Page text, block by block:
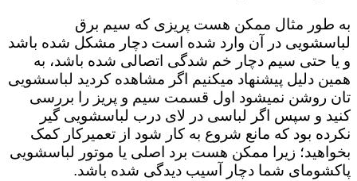
به طور مثال ممکن هست پریزی که سیم برق
لباسشویی در آن وارد شده است دچار مشکل شده باشد
و یا حتی سیم دچار خم شدگی اتصالی شده باشد، به
همین دلیل پیشنهاد میکنیم اگر مشاهده کردید لباسشویی
تان روشن نمیشود اول قسمت سیم و پریز را بررسی
کنید و سپس اگر لباسی در لای درب لباسشویی گیر
نکرده بود که مانع شروع به کار شود از تعمیرکار کمک
بخواهید؛ زیرا ممکن هست برد اصلی یا موتور لباسشویی
پاکشومای شما دچار آسیب دیدگی شده باشد.